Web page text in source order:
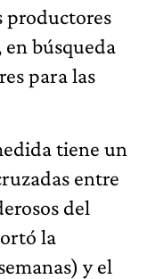
productores
en búsqueda
para las
tiene un
entre
del
la
y el